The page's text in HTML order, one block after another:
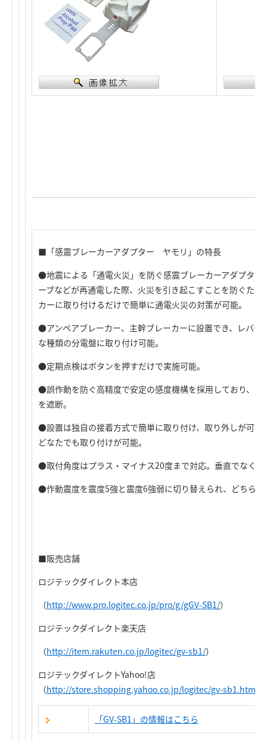
■「感震ブレーカーアダプター ヤモリ」の特長
●地震による「通電火災」を防ぐ感震ブレーカーアダプター
ーブなどが再通電した際、火災を引き起こすことを防ぐた
カーに取り付けるだけで簡単に通電火災の対策が可能。
●アンペアブレーカー、主幹ブレーカーに設置でき、レバー
な種類の分電盤に取り付け可能。
●定期点検はボタンを押すだけで実施可能。
●誤作動を防ぐ高精度で安定の感度機構を採用しており、ブ
を遮断。
●設置は独自の接着方式で簡単に取り付け、取り外しが可能
どなたでも取り付けが可能。
●取付角度はプラス・マイナス20度まで対応。垂直でなく
●作動震度を震度5強と震度6強弱に切り替えられ、どちら
■販売店舗
ロジテックダイレクト本店
（http://www.pro.logitec.co.jp/pro/g/gGV-SB1/）
ロジテックダイレクト楽天店
（http://item.rakuten.co.jp/logitec/gv-sb1/）
ロジテックダイレクトYahoo!店
（http://store.shopping.yahoo.co.jp/logitec/gv-sb1.html
「GV-SB1」の情報はこちら